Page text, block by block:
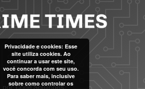
porCode Soluções
Privacidade e cookies: Esse
site utiliza cookies. Ao
continuar a usar este site,
você concorda com seu uso.
Para saber mais, inclusive
sobre como controlar os